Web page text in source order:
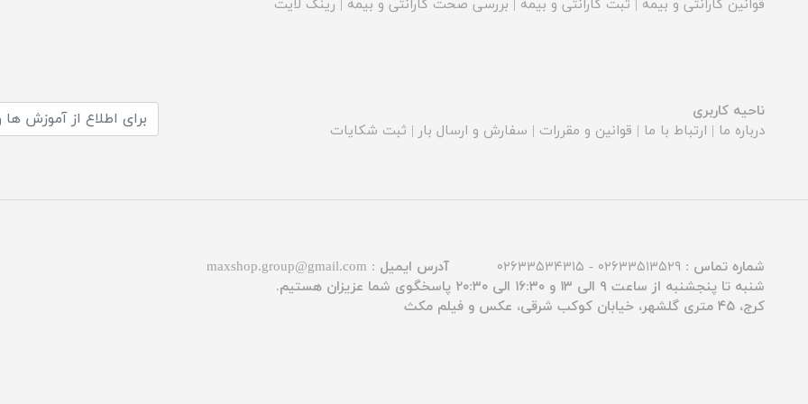
قوانین گارانتی و بیمه ثبت گارانتی و بیمه بررسی صحت گارانتی و بیمه رینگ لایت
ناحیه کاربری
درباره ما | ارتباط با ما | قوانین و مقررات | سفارش و ارسال بار | ثبت شکایات
شماره تماس : ۰۲۶۳۳۵۱۳۵۲۹ - ۰۲۶۳۳۵۳۴۳۱۵ آدرس ایمیل : maxshop.group@gmail.com
شنبه تا پنجشنبه از ساعت ۹ الی ۱۳ و ۱۶:۳۰ الی ۲۰:۳۰ پاسخگوی شما عزیزان هستیم.
کرج، ۴۵ متری گلشهر، خیابان کوکب شرقی، عکس و فیلم مکث